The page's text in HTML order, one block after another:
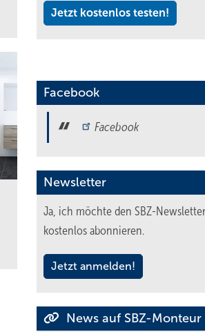
Jetzt kostenlos testen!
Facebook
Facebook
Newsletter
Ja, ich möchte den SBZ-Newsletter
kostenlos abonnieren.
Jetzt anmelden!
News auf SBZ-Monteur